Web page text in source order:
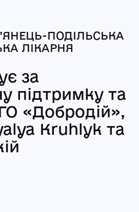
ПОДІЛЬСЬКА
ЛІКАРНЯ
за
підтримку та
«Добродій»,
Kruhlyk та